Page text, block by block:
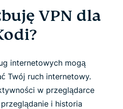
VPN dla
internetowych mogą
Twój ruch internetowy.
w przeglądarce
i historia